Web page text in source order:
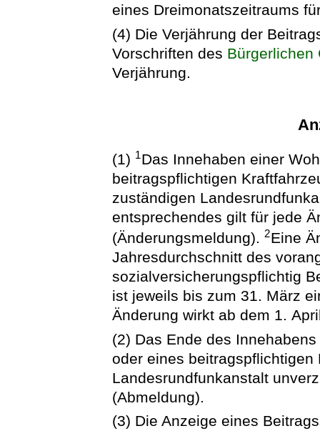
eines Dreimonatszeitraums
(4) Die Verjährung der
Vorschriften des Bürgerlichen
Verjährung.
(1) 1Das Innehaben einer
beitragspflichtigen
zuständigen
entsprechendes gilt für jede
(Änderungsmeldung).2Eine
Jahresdurchschnitt des
sozialversicherungspflichtig
ist jeweils bis zum 31. März
Änderung wirkt ab dem 1.
(2) Das Ende des
oder eines
Landesrundfunkanstalt
(Abmeldung).
(3) Die Anzeige eines